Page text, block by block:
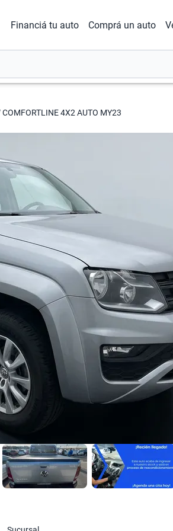
Financiá tu auto Comprá un auto
4X2 AUTO MY23